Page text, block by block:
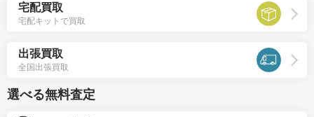
宅配買取
宅配キットで買取
出張買取
全国出張買取
選べる無料査定